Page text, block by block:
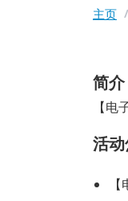
主页 /
简介
【
活